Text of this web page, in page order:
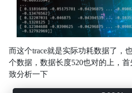
而这个trace就是实际功耗数据了，
个数据，数据长度520也对的上，首
致分析一下